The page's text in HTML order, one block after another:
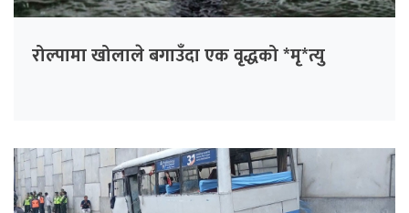
रोल्पामा खोलाले बगाउँदा एक वृद्धको *मृ*त्यु